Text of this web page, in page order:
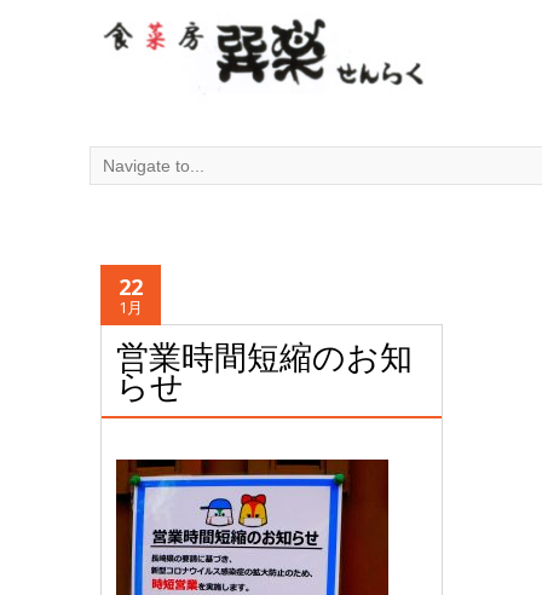
22
1月
営業時間短縮のお知
らせ